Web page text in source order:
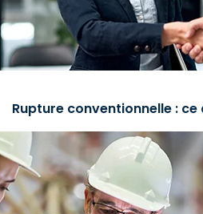
Rupture conventionnelle :